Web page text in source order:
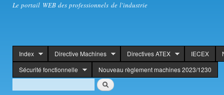
Le portail WEB des professionnels de l'industrie
header
Index Directive Machines Directives ATEX IECEX
Sécurité fonctionnelle
Nouveau règlement machines 2023/1230
Search
Search